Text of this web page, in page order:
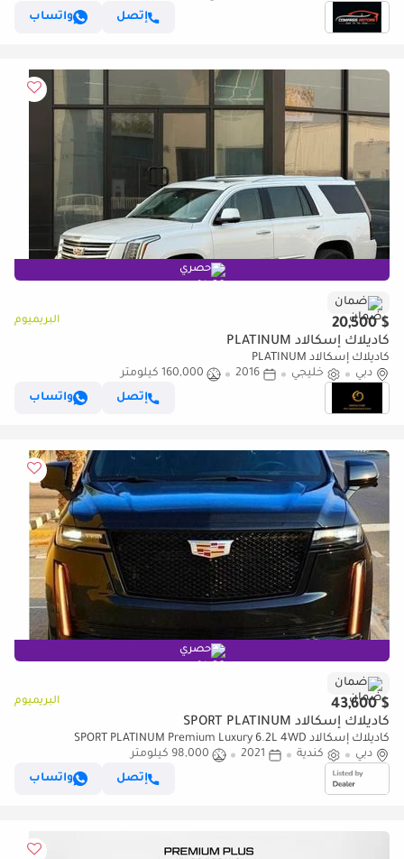
إتصل
واتساب
حصري
ضمان
$ 20,500 البريميوم
كاديلاك إسكالاد PLATINUM
كاديلاك إسكالاد PLATINUM
دبي
خليجي 2016
160,000 كيلومتر
إتصل
واتساب
حصري
ضمان
$ 43,600 البريميوم
كاديلاك إسكالاد SPORT PLATINUM
كاديلاك إسكالاد SPORT PLATINUM Premium Luxury 6.2L 4WD
دبي
كندية 2021
98,000 كيلومتر
إتصل
واتساب